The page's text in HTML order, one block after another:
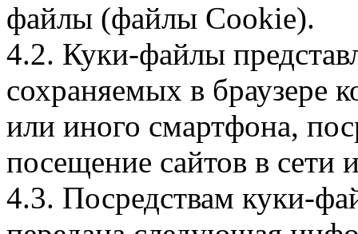
файлы (файлы Cookie).
4.2. Куки-файлы
сохраняемых в браузере
или иного смартфона,
посещение сайтов в сети
4.3. Посредствам куки-